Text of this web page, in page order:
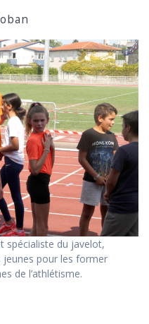
spécialiste du javelot,
jeunes pour les former
de l’athlétisme.